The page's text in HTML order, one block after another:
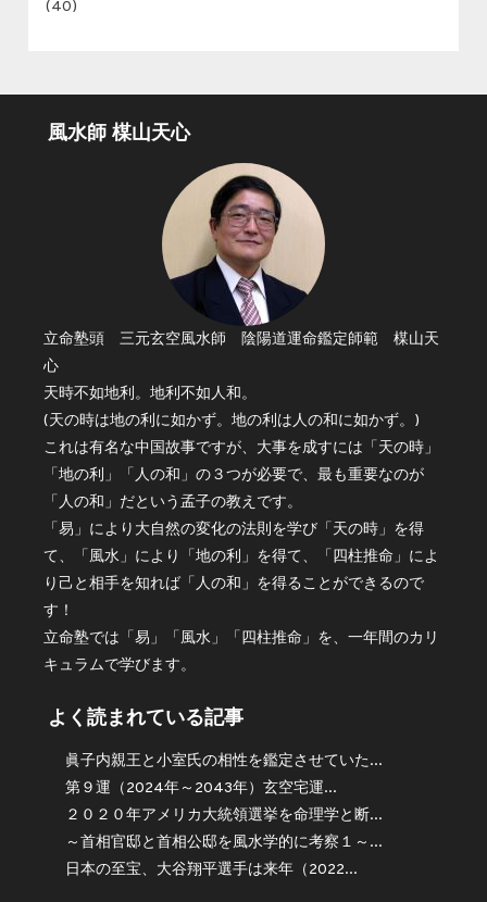
(40)
風水師 楳山天心
立命塾頭 三元玄空風水師 陰陽道運命鑑定師範 楳山天
心
天時不如地利。地利不如人和。
(天の時は地の利に如かず。地の利は人の和に如かず。)
これは有名な中国故事ですが、大事を成すには「天の時」
「地の利」「人の和」の３つが必要で、最も重要なのが
「人の和」だという孟子の教えです。
「易」により大自然の変化の法則を学び「天の時」を得
て、「風水」により「地の利」を得て、「四柱推命」によ
り己と相手を知れば「人の和」を得ることができるので
す！
立命塾では「易」「風水」「四柱推命」を、一年間のカリ
キュラムで学びます。
よく読まれている記事
眞子内親王と小室氏の相性を鑑定させていた...
第９運（2024年～2043年）玄空宅運...
２０２０年アメリカ大統領選挙を命理学と断...
～首相官邸と首相公邸を風水学的に考察１～...
日本の至宝、大谷翔平選手は来年（2022...